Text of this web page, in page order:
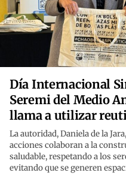
Día Internacional
Seremi del Medio
llama a utilizar
La autoridad, Daniela de la
acciones colaboran a la
saludable, respetando a los
evitando que se generen